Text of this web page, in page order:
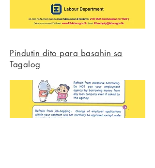
Pindutin dito para basahin sa
Tagalog